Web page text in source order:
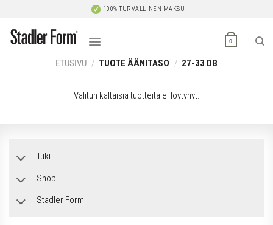
content
100% TURVALLINEN MAKSU
0
ETUSIVU / TUOTE ÄÄNITASO / 27-33 DB
Valitun kaltaisia tuotteita ei löytynyt.
Tuki
Shop
Stadler Form